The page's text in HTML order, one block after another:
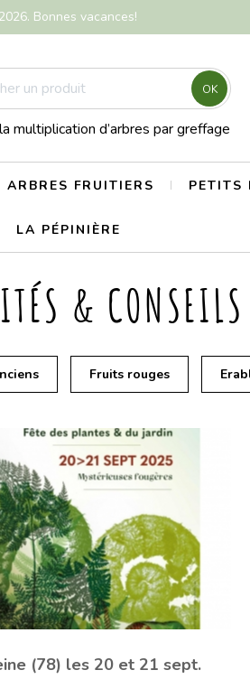
Bonnes vacances!
OK
multiplication d’arbres par greffage
ARBRES FRUITIERS PETITS
LA PÉPINIÈRE
& CONSEILS
Fruits rouges
(78) les 20 et 21 sept.